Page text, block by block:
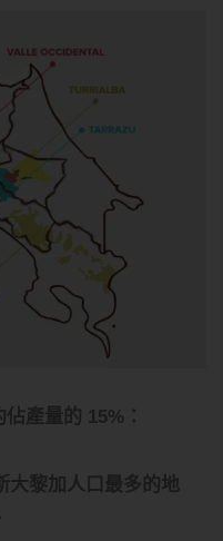
產量的 15%：
大黎加人口最多的地